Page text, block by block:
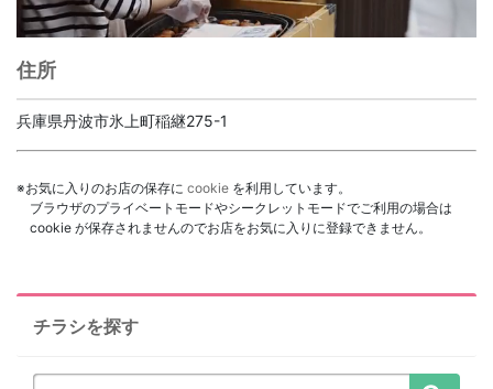
住所
兵庫県丹波市氷上町稲継275-1
※お気に入りのお店の保存に cookie を利用しています。
ブラウザのプライベートモードやシークレットモードでご利用の場合は
cookie が保存されませんのでお店をお気に入りに登録できません。
チラシを探す